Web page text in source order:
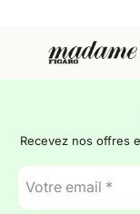
Recevez nos offres
E-
mail
*